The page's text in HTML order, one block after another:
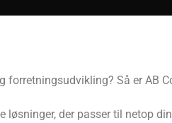
Så er AB
der passer til netop